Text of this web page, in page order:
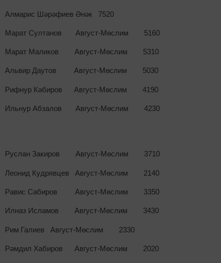
Алмарис Шәрәфиев Әнәк 7520
Марат Султанов Август-Мөслим 5160
Марат Маликов Август-Мөслим 5310
Альвир Даутов Август-Мөслим 5030
Рифнур Кәбиров Август-Мөслим 4190
Ильнур Абзалов Август-Мөслим 4230
Руслан Закиров Август-Мөслим 3710
Леонид Кудрявцев Август-Мөслим 2140
Равис Сабиров Август-Мөслим 3350
Илназ Исламов Август-Мөслим 3430
Рим Галиев Август-Мөслим 2330
Рәмдил Хабиров Август-Мөслим 2020